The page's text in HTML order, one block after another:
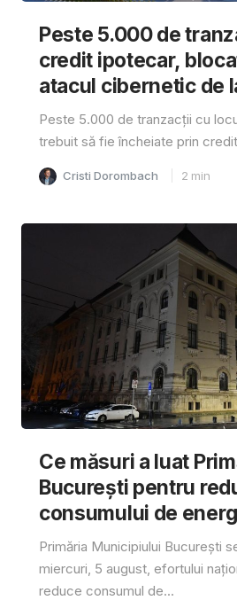
Peste 5.000 de
credit ipotecar,
atacul cibernetic de
Peste 5.000 de tranzacții cu
trebuit să fie încheiate prin
Cristi Dorombach 2 min
Ce măsuri a luat
București pentru
consumului de
Primăria Municipiului București
miercuri, 5 august, efortului
reduce consumul de...